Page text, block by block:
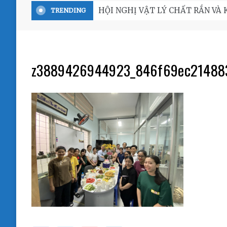
TRENDING HỘI NGHỊ VẬT LÝ CHẤT RẮN VÀ